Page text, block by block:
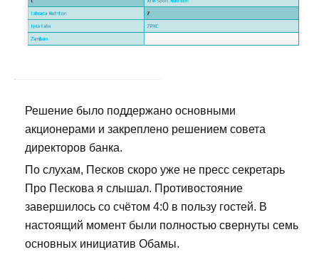
Решение было поддержано основными
акционерами и закреплено решением совета
директоров банка.
По слухам, Песков скоро уже не пресс секретарь
Про Пескова я слышал. Противостояние
завершилось со счётом 4:0 в пользу гостей. В
настоящий момент были полностью свернуты семь
основных инициатив Обамы.